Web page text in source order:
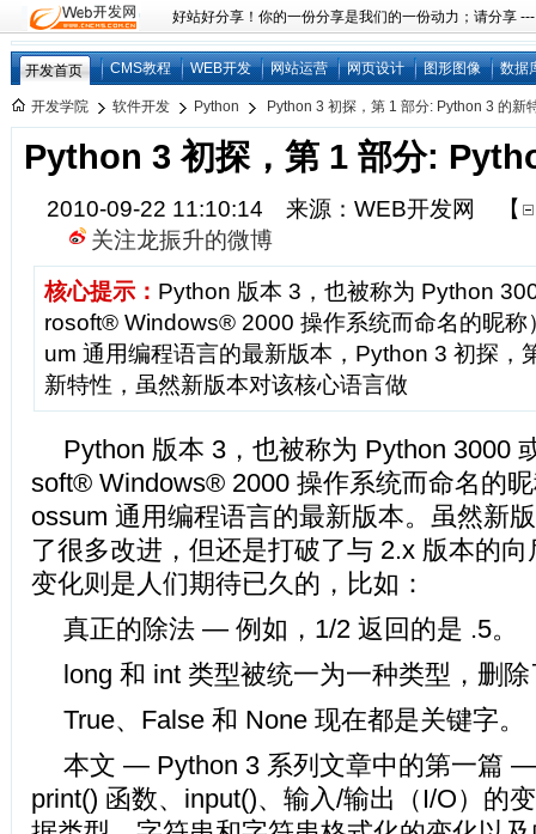
好站好分享！你的一份分享是我们的一份动力；请分享
开发首页 CMS教程 WEB开发 网站运营 网页设计 图形图像 数据
开发学院 软件开发 Python Python 3 初探，第 1 部分: Python 3 的新
Python 3 初探，第 1 部分:
2010-09-22 11:10:14 来源：WEB开发网
【
关注龙振升的微博
核心提示： Python 版本 3，也被称为 Python
rosoft® Windows® 2000 操作系统而命名的昵
um 通用编程语言的最新版本，Python 3 初探，
新特性，虽然新版本对该核心语言做
Python 版本 3，也被称为 Python 3000
soft® Windows® 2000 操作系统而命名的
ossum 通用编程语言的最新版本。虽然新
了很多改进，但还是打破了与 2.x 版本的
变化则是人们期待已久的，比如：
真正的除法 — 例如，1/2 返回的是 .5。
long 和 int 类型被统一为一种类型，删
True、False 和 None 现在都是关键字。
本文 — Python 3 系列文章中的第一篇
print() 函数、input()、输入/输出（I/O）的